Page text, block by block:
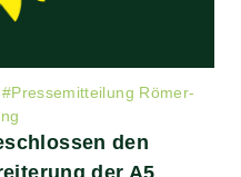
#Pressemitteilung Römer-
den